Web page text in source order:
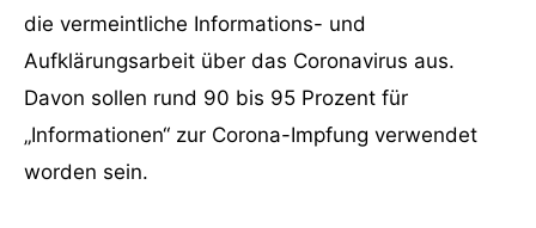
die vermeintliche Informations- und
Aufklärungsarbeit über das Coronavirus aus.
Davon sollen rund 90 bis 95 Prozent für
„Informationen“ zur Corona-Impfung verwendet
worden sein.